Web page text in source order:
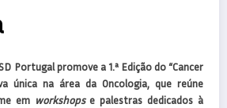
Portugal promove a 1.ª Edição do “Cancer
única na área da Oncologia, que reúne
em workshopse palestras dedicados à